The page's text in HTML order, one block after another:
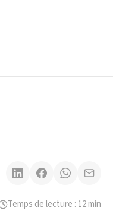
Temps de lecture : 12 min